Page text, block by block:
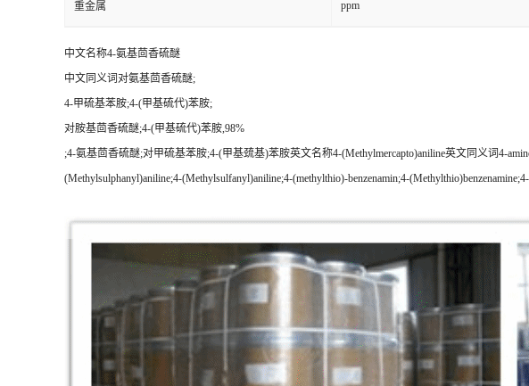
重金属 ppm
中文名称4-氨基茴香硫醚
中文同义词对氨基茴香硫醚;
4-甲硫基苯胺;4-(甲基硫代)苯胺;
对胺基茴香硫醚;4-(甲基硫代)苯胺,98%
;4-氨基茴香硫醚;对甲硫基苯胺;4-(甲基巯基)苯胺英文名称4-(Methylmercapto)aniline英文同义词4-
(Methylsulphanyl)aniline;4-(Methylsulfanyl)aniline;4-(methylthio)-benzenamin;4-